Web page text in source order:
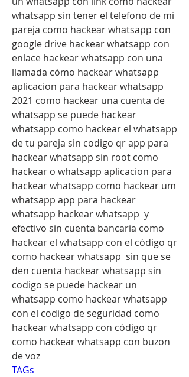
whatsapp sin tener el telefono de mi
pareja como hackear whatsapp con
google drive hackear whatsapp con
enlace hackear whatsapp con una
llamada cómo hackear whatsapp
aplicacion para hackear whatsapp
2021 como hackear una cuenta de
whatsapp se puede hackear
whatsapp como hackear el whatsapp
de tu pareja sin codigo qr app para
hackear whatsapp sin root como
hackear o whatsapp aplicacion para
hackear whatsapp como hackear um
whatsapp app para hackear
whatsapp hackear whatsapp  y
efectivo sin cuenta bancaria como
hackear el whatsapp con el código qr
como hackear whatsapp  sin que se
den cuenta hackear whatsapp sin
codigo se puede hackear un
whatsapp como hackear whatsapp
con el codigo de seguridad como
hackear whatsapp con código qr
como hackear whatsapp con buzon
de voz
TAGs